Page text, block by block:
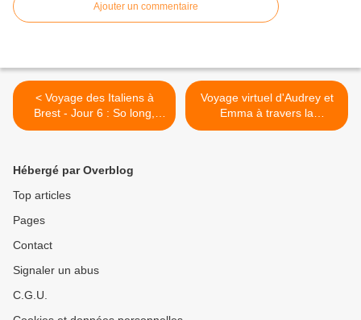
Ajouter un commentaire
< Voyage des Italiens à
Brest - Jour 6 : So long,
Italians
Voyage virtuel d'Audrey et
Emma à travers la
philosophie des Lumières >
Hébergé par Overblog
Top articles
Pages
Contact
Signaler un abus
C.G.U.